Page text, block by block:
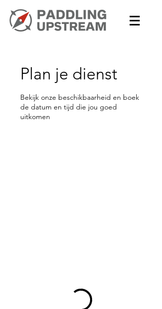
Plan je dienst
Bekijk onze beschikbaarheid en boek
de datum en tijd die jou goed
uitkomen